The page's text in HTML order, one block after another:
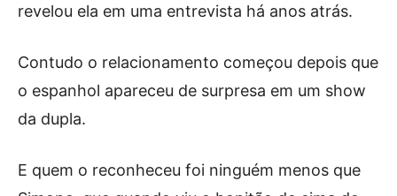
revelou ela em uma entrevista há anos atrás.
Contudo o relacionamento começou depois que
o espanhol apareceu de surpresa em um show
da dupla.
E quem o reconheceu foi ninguém menos que